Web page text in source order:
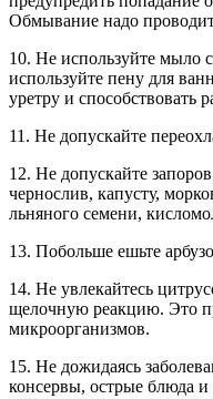
Обмывание надо
10. Не используйте мыло
используйте пену для
уретру и способствовать
11. Не допускайте
12. Не допускайте
чернослив, капусту,
льняного семени,
13. Побольше ешьте
14. Не увлекайтесь
щелочную реакцию. Это
микроорганизмов.
15. Не дожидаясь
консервы, острые блюда